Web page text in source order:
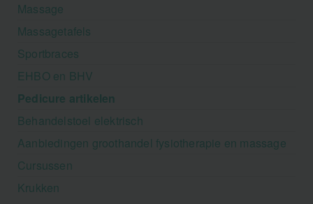
Massage
Massagetafels
Sportbraces
EHBO en BHV
Pedicure artikelen
Behandelstoel elektrisch
Aanbiedingen groothandel fysiotherapie en massage
Cursussen
Krukken